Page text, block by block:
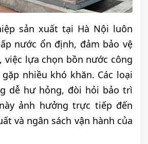
sản xuất tại Hà Nội luôn
nước ổn định, đảm bảo vệ
việc lựa chọn bồn nước công
nhiều khó khăn. Các loại
dễ hư hỏng, đòi hỏi bảo trì
ảnh hưởng trực tiếp đến
và ngân sách vận hành của